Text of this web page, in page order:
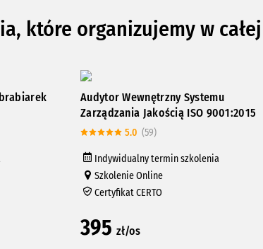
które organizujemy w
Audytor Wewnętrzny Systemu
Zarządzania Jakością ISO 9001:2015
5.0 (59)
Indywidualny termin szkolenia
Szkolenie Online
Certyfikat CERTO
395 zł/os